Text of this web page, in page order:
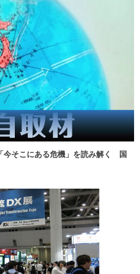
今そこにある危機」を読み解く 国